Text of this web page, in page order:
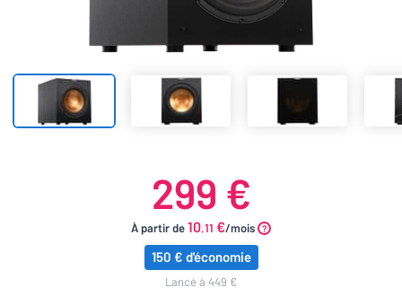
299 €
À partir de10.11 €/mois
150 € d'économie
lancé à 449 €